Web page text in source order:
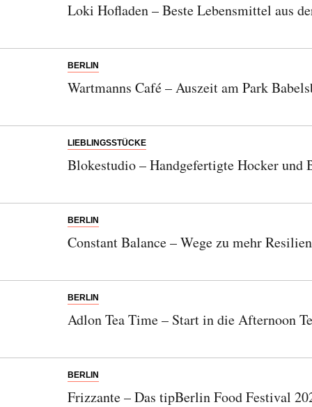
Loki Hofladen – Beste Lebensmittel aus
BERLIN
Wartmanns Café – Auszeit am Park
LIEBLINGSSTÜCKE
Blokestudio – Handgefertigte Hocker und
BERLIN
Constant Balance – Wege zu mehr
BERLIN
Adlon Tea Time – Start in die Afternoon
BERLIN
Frizzante – Das tipBerlin Food Festival